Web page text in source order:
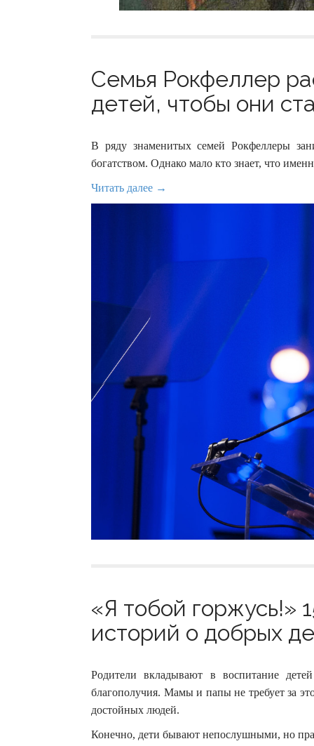
Семья Рокфеллер
детей, чтобы они
В ряду знаменитых семей Рокфеллеры
богатством. Однако мало кто знает, что
Читать далее →
«Я тобой горжусь!»
историй о добрых
Родители вкладывают в воспитание
благополучия. Мамы и папы не требует за
достойных людей.
Конечно, дети бывают непослушными, но